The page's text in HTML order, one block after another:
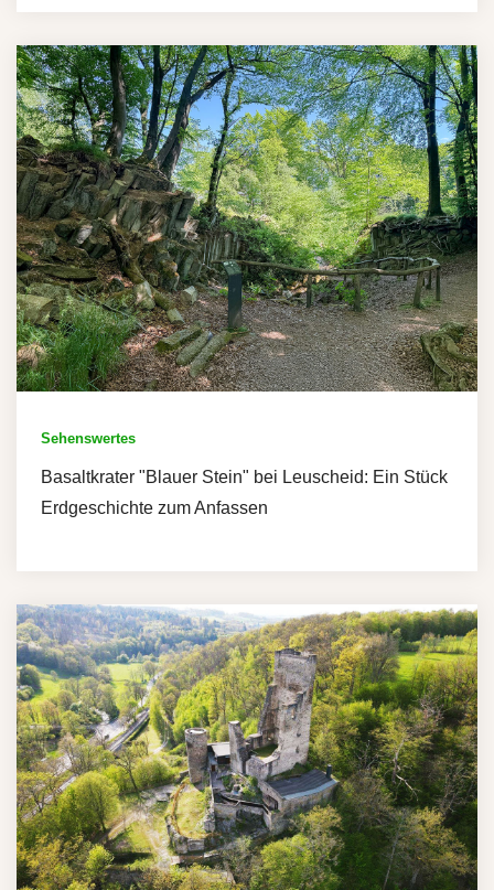
Sehenswertes
Basaltkrater "Blauer Stein" bei Leuscheid: Ein Stück
Erdgeschichte zum Anfassen